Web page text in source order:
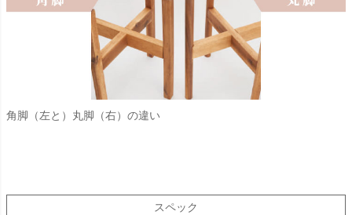
角脚（左と）丸脚（右）の違い
スペック